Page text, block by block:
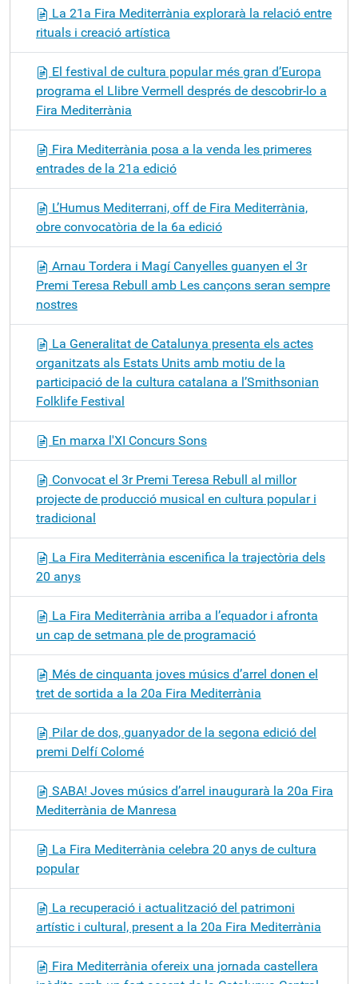
La 21a Fira Mediterrània explorarà la relació entre
rituals i creació artística
El festival de cultura popular més gran d’Europa
programa el Llibre Vermell després de descobrir-lo a
Fira Mediterrània
Fira Mediterrània posa a la venda les primeres
entrades de la 21a edició
L’Humus Mediterrani, off de Fira Mediterrània,
obre convocatòria de la 6a edició
Arnau Tordera i Magí Canyelles guanyen el 3r
Premi Teresa Rebull amb Les cançons seran sempre
nostres
La Generalitat de Catalunya presenta els actes
organitzats als Estats Units amb motiu de la
participació de la cultura catalana a l’Smithsonian
Folklife Festival
En marxa l'XI Concurs Sons
Convocat el 3r Premi Teresa Rebull al millor
projecte de producció musical en cultura popular i
tradicional
La Fira Mediterrània escenifica la trajectòria dels
20 anys
La Fira Mediterrània arriba a l’equador i afronta
un cap de setmana ple de programació
Més de cinquanta joves músics d’arrel donen el
tret de sortida a la 20a Fira Mediterrània
Pilar de dos, guanyador de la segona edició del
premi Delfí Colomé
SABA! Joves músics d’arrel inaugurarà la 20a Fira
Mediterrània de Manresa
La Fira Mediterrània celebra 20 anys de cultura
popular
La recuperació i actualització del patrimoni
artístic i cultural, present a la 20a Fira Mediterrània
Fira Mediterrània ofereix una jornada castellera